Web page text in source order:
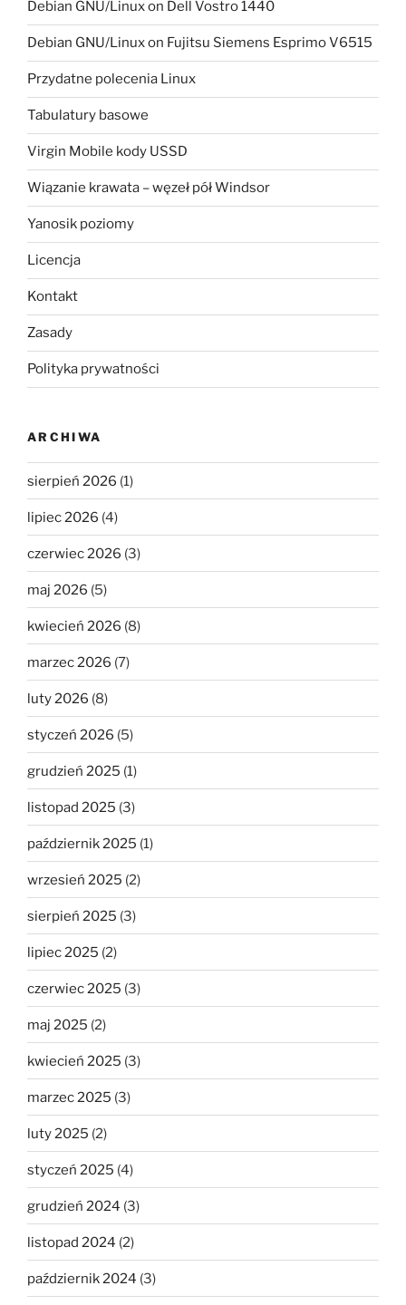
Debian GNU/Linux on Dell Vostro 1440
Debian GNU/Linux on Fujitsu Siemens Esprimo V6515
Przydatne polecenia Linux
Tabulatury basowe
Virgin Mobile kody USSD
Wiązanie krawata – węzeł pół Windsor
Yanosik poziomy
Licencja
Kontakt
Zasady
Polityka prywatności
ARCHIWA
sierpień 2026 (1)
lipiec 2026 (4)
czerwiec 2026 (3)
maj 2026 (5)
kwiecień 2026 (8)
marzec 2026 (7)
luty 2026 (8)
styczeń 2026 (5)
grudzień 2025 (1)
listopad 2025 (3)
październik 2025 (1)
wrzesień 2025 (2)
sierpień 2025 (3)
lipiec 2025 (2)
czerwiec 2025 (3)
maj 2025 (2)
kwiecień 2025 (3)
marzec 2025 (3)
luty 2025 (2)
styczeń 2025 (4)
grudzień 2024 (3)
listopad 2024 (2)
październik 2024 (3)